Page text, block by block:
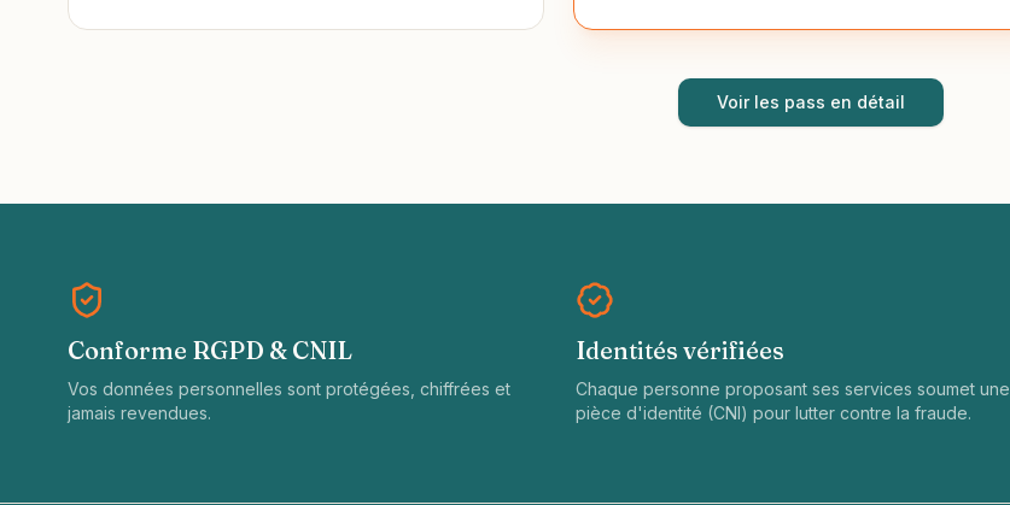
Voir les pass en détail
Conforme RGPD & CNIL
Vos données personnelles sont protégées, chiffrées et
jamais revendues.
Identités vérifiées
Chaque personne proposant ses services soumet une
pièce d'identité (CNI) pour lutter contre la fraude.